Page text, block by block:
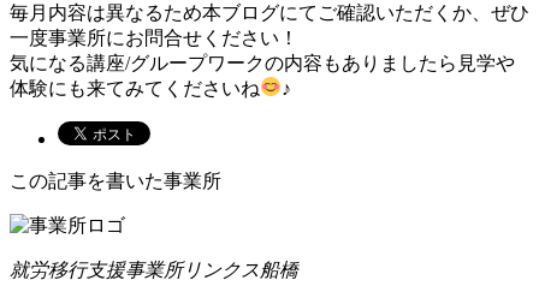
毎月内容は異なるため本ブログにてご確認いただくか、ぜひ
一度事業所にお問合せください！
気になる講座/グループワークの内容もありましたら見学や
体験にも来てみてくださいね
♪
この記事を書いた事業所
就労移行支援事業所リンクス船橋